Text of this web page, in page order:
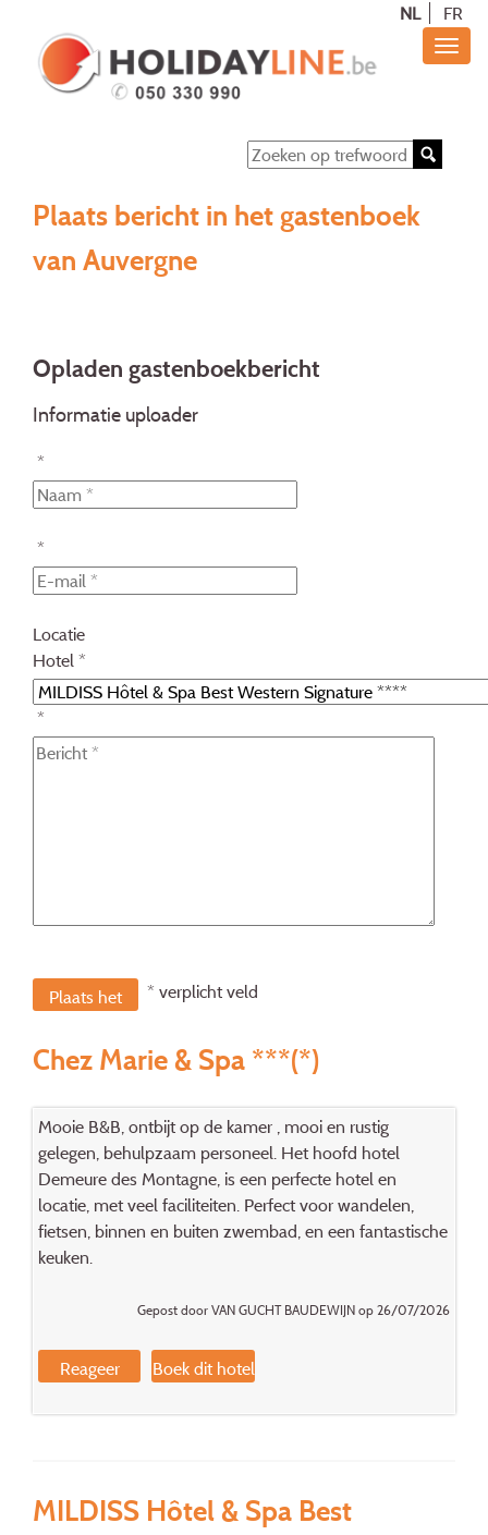
NL FR
Plaats bericht in het gastenboek
van Auvergne
Opladen gastenboekbericht
Informatie uploader
*
*
Locatie
Hotel *
*
Plaats het
* verplicht veld
Chez Marie & Spa ***(*)
Mooie B&B, ontbijt op de kamer , mooi en rustig
gelegen, behulpzaam personeel. Het hoofd hotel
Demeure des Montagne, is een perfecte hotel en
locatie, met veel faciliteiten. Perfect voor wandelen,
fietsen, binnen en buiten zwembad, en een fantastische
keuken.
Gepost door VAN GUCHT BAUDEWIJN op 26/07/2026
Reageer Boek dit hotel
MILDISS Hôtel & Spa Best